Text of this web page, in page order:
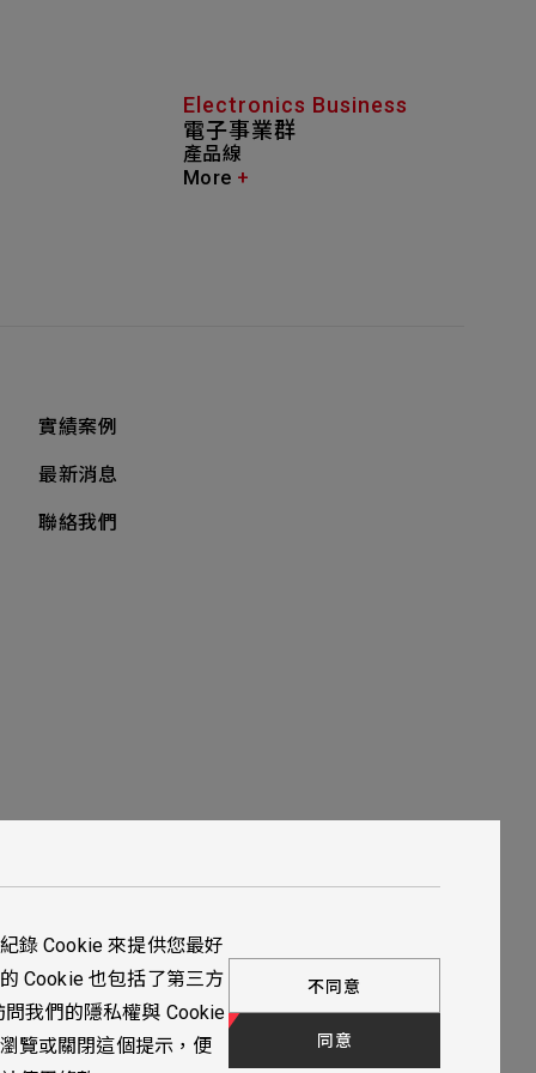
Electronics Business
電子事業群
產品線
More +
實績案例
最新消息
聯絡我們
錄 Cookie 來提供您最好
Cookie 也包括了第三方
我們的隱私權與 Cookie
覽或關閉這個提示，便
不同意
同意